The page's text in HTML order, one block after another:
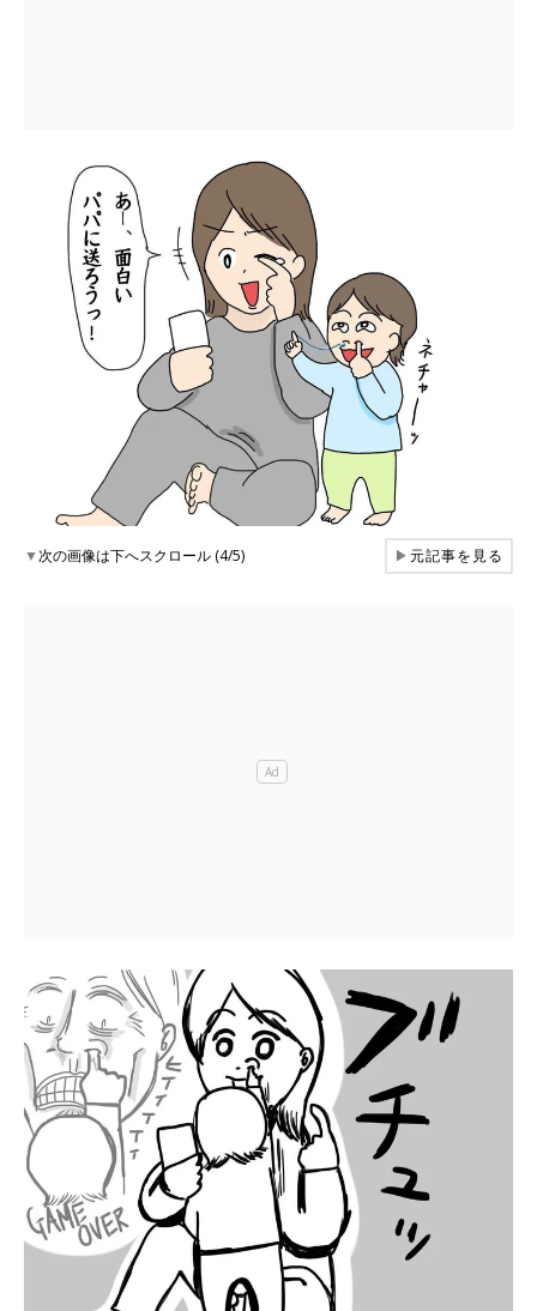
▼次の画像は下へスクロール (4/5) ▶元記事を見る